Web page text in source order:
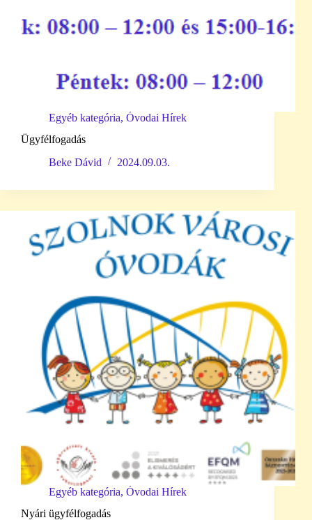
Egyéb kategória, Óvodai Hírek
Ügyfélfogadás
Beke Dávid
2024.09.03.
Egyéb kategória, Óvodai Hírek
Nyári ügyfélfogadás